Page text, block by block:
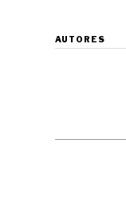
AUTORES